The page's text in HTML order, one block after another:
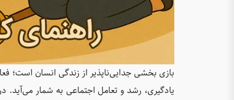
بازی بخشی جدایی‌ناپذیر از زندگی انسان است؛
یادگیری، رشد و تعامل اجتماعی به شمار